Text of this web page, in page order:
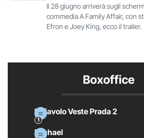
Il 28 giugno arriverà sugli
commedia A Family Affair, con
Efron e Joey King, ecco il trailer.
Boxoffice
Il Diavolo Veste Prada 2
Michael